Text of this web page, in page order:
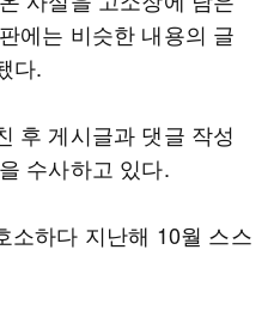
에는 비슷한 내용의 글
다.
후 게시글과 댓글 작성
수사하고 있다.
소하다 지난해 10월 스스